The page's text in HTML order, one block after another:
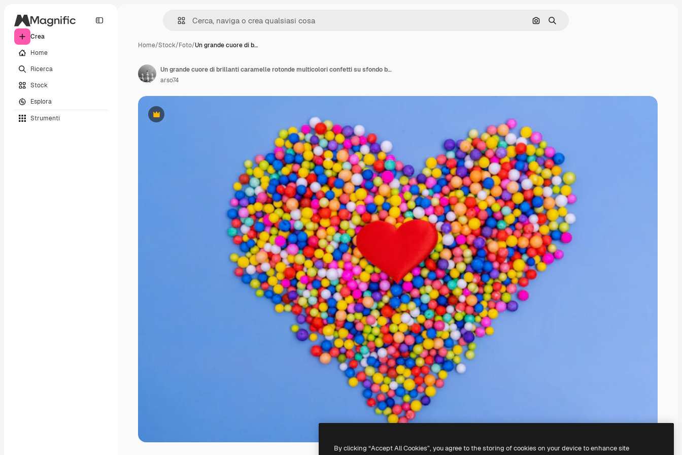
Crea
Home
Ricerca
Stock
Esplora
Strumenti
Cerca per immagine
Ricerca
Home/Stock/Foto/Un grande cuore di b…
Premium
Un grande cuore di brillanti caramelle rotonde multicolori confetti su sfondo blu Caramelle di zucchero Una vacanza divertente
arso74
By clicking “Accept All Cookies”, you agree to the storing of cookies on your device to enhance site